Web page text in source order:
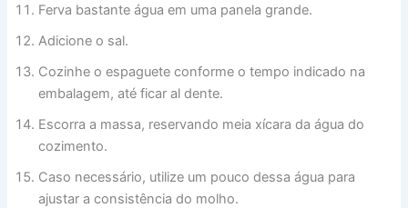
Ferva bastante água em uma panela grande.
Adicione o sal.
Cozinhe o espaguete conforme o tempo indicado na
embalagem, até ficar al dente.
Escorra a massa, reservando meia xícara da água do
cozimento.
Caso necessário, utilize um pouco dessa água para
ajustar a consistência do molho.